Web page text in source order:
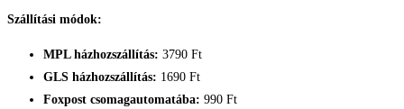
Szállítási módok:
MPL házhozszállítás: 3790 Ft
GLS házhozszállítás: 1690 Ft
Foxpost csomagautomatába: 990 Ft